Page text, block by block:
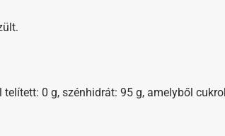
0 g, szénhidrát: 95 g, amelyből